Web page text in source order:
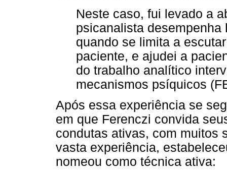
Neste caso, fui levado a
psicanalista desempenha
quando se limita a
paciente, e ajudei a
do trabalho analítico
mecanismos psíquicos
Após essa experiência se
em que Ferenczi convida
condutas ativas, com muitos
vasta experiência,
nomeou como técnica ativa: